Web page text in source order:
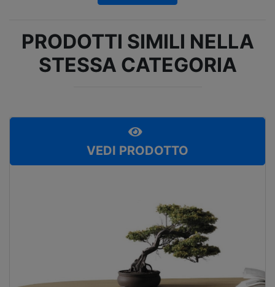
PRODOTTI SIMILI NELLA
STESSA CATEGORIA
VEDI PRODOTTO